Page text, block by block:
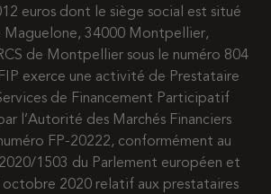
euros dont le siège social est situé
Maguelone, 34000 Montpellier,
de Montpellier sous le numéro 804
exerce une activité de Prestataire
de Financement Participatif
l’Autorité des Marchés Financiers
FP-20222, conformément au
1503 du Parlement européen et
octobre 2020 relatif aux prestataires